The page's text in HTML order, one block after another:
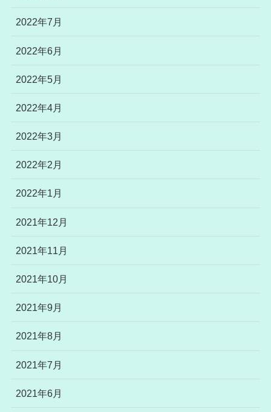
2022年7月
2022年6月
2022年5月
2022年4月
2022年3月
2022年2月
2022年1月
2021年12月
2021年11月
2021年10月
2021年9月
2021年8月
2021年7月
2021年6月